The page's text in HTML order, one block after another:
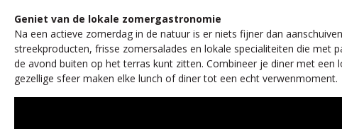
Geniet van de lokale zomergastronomie
Na een actieve zomerdag in de natuur is er niets fijner dan
streekproducten, frisse zomersalades en lokale specialiteiten die met
de avond buiten op het terras kunt zitten. Combineer je diner met
gezellige sfeer maken elke lunch of diner tot een echt verwenmoment.